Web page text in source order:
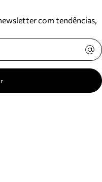
com tendências,